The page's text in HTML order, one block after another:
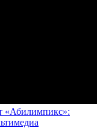
«Абилимпикс»: